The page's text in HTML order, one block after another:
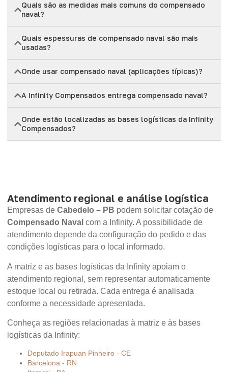
Quais são as medidas mais comuns do compensado
naval?
Quais espessuras de compensado naval são mais
usadas?
Onde usar compensado naval (aplicações típicas)?
A Infinity Compensados entrega compensado naval?
Onde estão localizadas as bases logísticas da Infinity
Compensados?
Atendimento regional e análise logística
Empresas de Cabedelo – PB podem solicitar cotação de
Compensado Naval com a Infinity. A possibilidade de
atendimento depende da configuração do pedido e das
condições logísticas para o local informado.
A matriz e as bases logísticas da Infinity apoiam o
atendimento regional, sem representar automaticamente
estoque local ou retirada. Cada entrega é analisada
conforme a necessidade apresentada.
Conheça as regiões relacionadas à matriz e às bases
logísticas da Infinity:
Deputado Irapuan Pinheiro - CE
Barcelona - RN